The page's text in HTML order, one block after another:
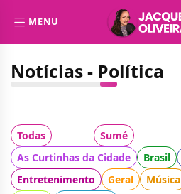
MENU
Notícias - Política
Todas Sumé
As Curtinhas da Cidade
Brasil
Entretenimento
Geral Música